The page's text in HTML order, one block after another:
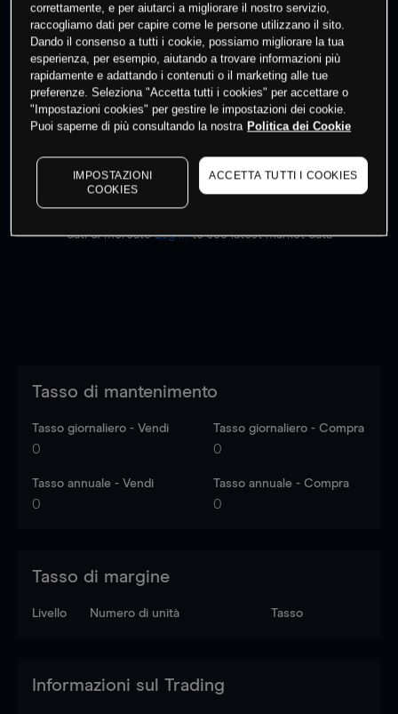
0% dei clienti hanno posizioni su
questo prodotto
Fai trading
dati di mercatoLog into see latest market data
Tasso di mantenimento
Tasso giornaliero - Vendi
0
Tasso giornaliero - Compra
0
Tasso annuale - Vendi
0
Tasso annuale - Compra
0
Tasso di margine
Livello Numero di unità Tasso
Informazioni sul Trading
correttamente, e per aiutarci a migliorare il nostro servizio,
raccogliamo dati per capire come le persone utilizzano il sito.
Dando il consenso a tutti i cookie, possiamo migliorare la tua
esperienza, per esempio, aiutando a trovare informazioni più
rapidamente e adattando i contenuti o il marketing alle tue
preferenze. Seleziona "Accetta tutti i cookies" per accettare o
"Impostazioni cookies" per gestire le impostazioni dei cookie.
Puoi saperne di più consultando la nostra Politica dei Cookie
IMPOSTAZIONI
COOKIES
ACCETTA TUTTI I COOKIES